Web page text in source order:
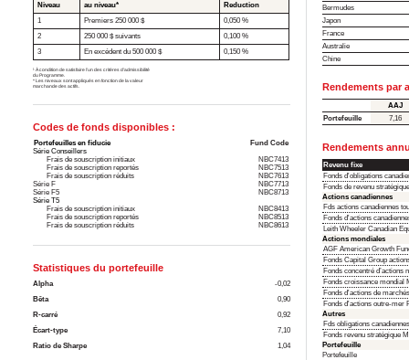
Niveau au niveau*
Reduction
1
Premiers 250 000 $
0,050 %
2
250 000 $ suivants
0,100 %
3
En excédent du 500 000 $ 0,150 %
¹ À condition de satisfaire l’un des critères d’admissibilité
du Programme.
* Les niveaux sont appliqués en fonction de la valeur
marchande des actifs.
Codes de fonds disponibles :
Portefeuilles en fiducie
Fund Code
Série Conseillers
Frais de souscription initiaux
NBC7413
Frais de souscription reportés
NBC7513
Frais de souscription réduits
NBC7613
Série F
NBC7713
Série F5
NBC8713
Série T5
Frais de souscription initiaux
NBC8413
Frais de souscription reportés
NBC8513
Frais de souscription réduits
NBC8613
Statistiques du portefeuille
Alpha
-0,02
Bêta
0,90
R-carré
0,92
Écart-type
7,10
Ratio de Sharpe
1,04
Bermudes
Japon
France
Australie
Chine
Rendements par
AAJ
Portefeuille
7,16
Rendements
Revenu fixe
Fonds d'obligations
Fonds de revenu
Actions canadiennes
Fds actions canadiennes
Fonds d'actions
Leith Wheeler Canadian
Actions mondiales
AGF American Growth
Fonds Capital Group
Fonds concentré d’actions
Fonds croissance mondial
Fonds d'actions de
Fonds d'actions outre-mer
Autres
Fds obligations
Fonds revenu stratégique
Portefeuille
Portefeuille